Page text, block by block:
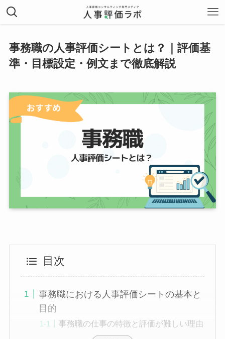
事務職の人事評価シートとは？｜評価基
準・目標設定・例文まで徹底解説
目次
事務職における人事評価シートの基本と
目的
事務職の仕事の特徴と評価が難しい理由